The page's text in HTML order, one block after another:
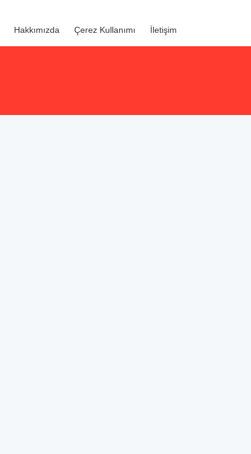
Hakkımızda Çerez Kullanımı İletişim